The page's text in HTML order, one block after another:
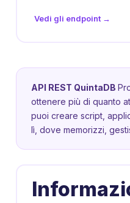
Vedi gli endpoint →
API REST QuintaDB
ottenere più di quanto
puoi creare script,
lì, dove memorizzi,